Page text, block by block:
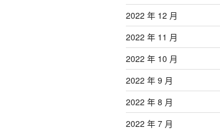
2022 年 12 月
2022 年 11 月
2022 年 10 月
2022 年 9 月
2022 年 8 月
2022 年 7 月